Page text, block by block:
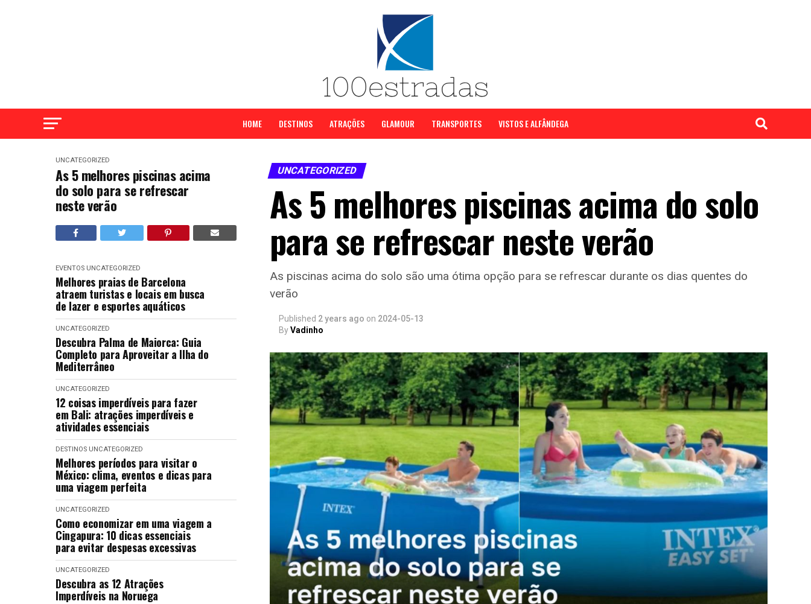
HOME DESTINOS ATRAÇÕES GLAMOUR TRANSPORTES VISTOS E ALFÂNDEGA
UNCATEGORIZED
As 5 melhores piscinas acima
do solo para se refrescar
neste verão
EVENTOS UNCATEGORIZED
Melhores praias de Barcelona
atraem turistas e locais em busca
de lazer e esportes aquáticos
UNCATEGORIZED
Descubra Palma de Maiorca: Guia
Completo para Aproveitar a Ilha do
Mediterrâneo
UNCATEGORIZED
12 coisas imperdíveis para fazer
em Bali: atrações imperdíveis e
atividades essenciais
DESTINOS UNCATEGORIZED
Melhores períodos para visitar o
México: clima, eventos e dicas para
uma viagem perfeita
UNCATEGORIZED
Como economizar em uma viagem a
Cingapura: 10 dicas essenciais
para evitar despesas excessivas
UNCATEGORIZED
Descubra as 12 Atrações
Imperdíveis na Noruega
UNCATEGORIZED
As 5 melhores piscinas acima do solo
para se refrescar neste verão
As piscinas acima do solo são uma ótima opção para se refrescar durante os dias quentes do
verão
Published 2 years ago on 2024-05-13
ByVadinho